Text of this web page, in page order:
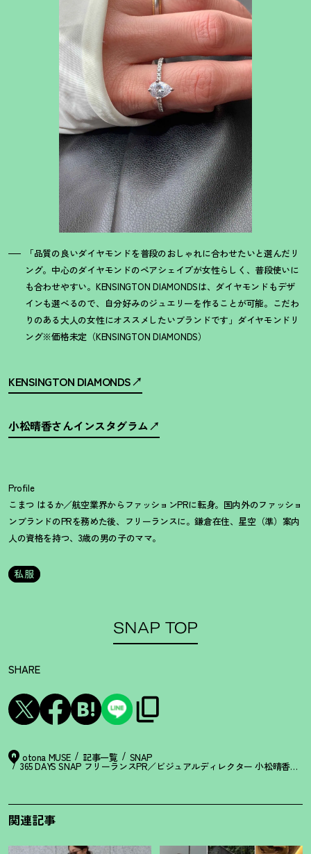
「品質の良いダイヤモンドを普段のおしゃれに合わせたいと選んだリ
ング。中心のダイヤモンドのペアシェイプが女性らしく、普段使いに
も合わせやすい。KENSINGTON DIAMONDSは、ダイヤモンドもデザ
インも選べるので、自分好みのジュエリーを作ることが可能。こだわ
りのある大人の女性にオススメしたいブランドです」ダイヤモンドリ
ング※価格未定（KENSINGTON DIAMONDS）
KENSINGTON DIAMONDS
小松晴香さんインスタグラム
Profile
こまつ はるか／航空業界からファッションPRに転身。国内外のファッショ
ンブランドのPRを務めた後、フリーランスに。鎌倉在住、星空（準）案内
人の資格を持つ、3歳の男の子のママ。
私服
SNAP TOP
SHARE
otona MUSE 記事一覧 SNAP
365 DAYS SNAP フリーランスPR／ビジュアルディレクター 小松晴香さ
関連記事